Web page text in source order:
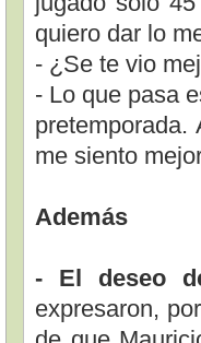
quiero dar lo
- ¿Se te vio
- Lo que pasa
me siento
Además
- El deseo
expresaron,